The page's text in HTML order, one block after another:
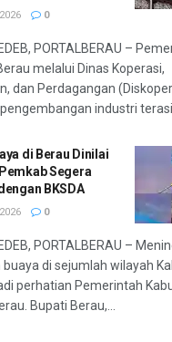
0
PORTALBERAU –
melalui Dinas Koperasi,
dan Perdagangan
industri terasi
di Berau Dinilai
Segera
BKSDA
0
PORTALBERAU –
buaya di sejumlah wilayah
perhatian Pemerintah
Bupati Berau,...